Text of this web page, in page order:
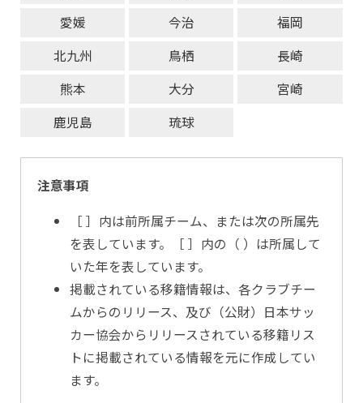
愛媛
今治
福岡
北九州
鳥栖
長崎
熊本
大分
宮崎
鹿児島
琉球
注意事項
［ ］内は前所属チーム、または次の所属先
を表しています。［ ］内の（ ）は所属して
いた年を表しています。
掲載されている移籍情報は、各クラブチー
ムからのリリース、及び（公財）日本サッ
カー協会からリリースされている移籍リス
トに掲載されている情報を元に作成してい
ます。